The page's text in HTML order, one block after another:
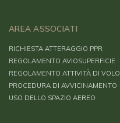
AREA ASSOCIATI
RICHIESTA ATTERAGGIO PPR
REGOLAMENTO AVIOSUPERFICIE
REGOLAMENTO ATTIVITÀ DI VOLO
PROCEDURA DI AVVICINAMENTO
USO DELLO SPAZIO AEREO